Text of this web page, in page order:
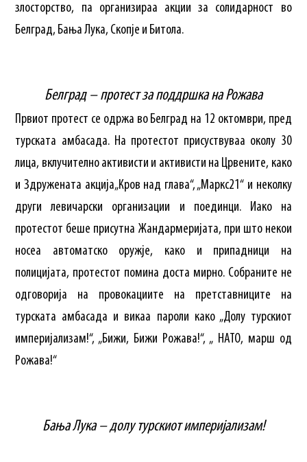
злосторство, па организираа акции за солидарност во
Белград, Бања Лука, Скопје и Битола.
Белград – протест за поддршка на Рожава
Првиот протест се одржа во Белград на 12 октомври, пред
турската амбасада. На протестот присуствуваа околу 30
лица, вклучително активисти и активисти на Црвените, како
и Здружената акција„Кров над глава“, „Маркс21“ и неколку
други левичарски организации и поединци. Иако на
протестот беше присутна Жандармеријата, при што некои
носеа автоматско оружје, како и припадници на
полицијата, протестот помина доста мирно. Собраните не
одговорија на провокациите на претставниците на
турската амбасада и викаа пароли како „Долу турскиот
империјализам!“, „Бижи, Бижи Рожава!“, „ НАТО, марш од
Рожава!“
Бања Лука – долу турскиот империјализам!